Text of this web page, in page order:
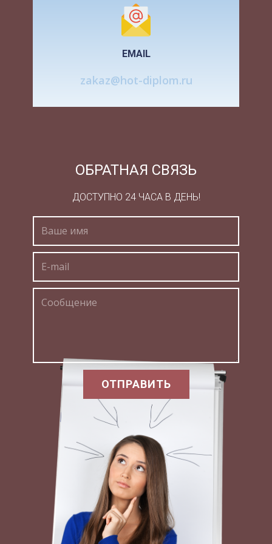
склонность к страху лишается
приспособительного значения и традиционно
оценивается негативно.
стойки и способны сохраняться даже при
наличии. Если верить статистике, то
каждого третьего жителя нашей планеты. Узнав
та как по-моему по-настоящему хорошая
нужно отметить, что существуют естественные
страхи, от которых избавляться не нужно, а
местами даже опасно. Мы называем их обычно
инстинктом самосохранения. Ведь это
если человек стоит на десятом этаже дома и
боится упасть. Если избавить человека от
первого страха, он может, к примеру, начать
лазить по карнизам, что может тяжело
сказаться на его физическом здоровье. Но
избавление от невротических страхов,
наоборот - позволит человеку почувствовать
себя более свободным и положительно скажется
на его душевном здоровье.
Прежде всего, надо научиться отличать
естественный страх от невротического:
EMAIL
zakaz@hot-diplom.ru
ДОСТУПНО 24 ЧАСА В ДЕНЬ!
ОТПРАВИТЬ
ОБРАТНАЯ СВЯЗЬ